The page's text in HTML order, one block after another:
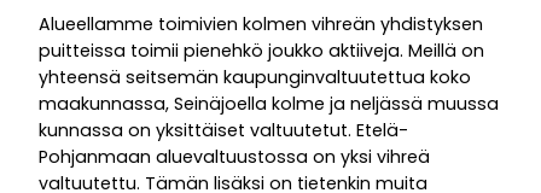
Alueellamme toimivien kolmen vihreän yhdistyksen
puitteissa toimii pienehkö joukko aktiiveja. Meillä on
yhteensä seitsemän kaupunginvaltuutettua koko
maakunnassa, Seinäjoella kolme ja neljässä muussa
kunnassa on yksittäiset valtuutetut. Etelä-
Pohjanmaan aluevaltuustossa on yksi vihreä
valtuutettu. Tämän lisäksi on tietenkin muita